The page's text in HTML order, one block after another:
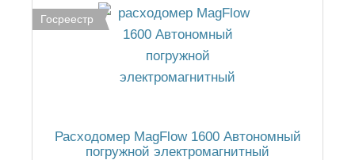
Госреестр
Расходомер MagFlow 1600 Автономный
погружной электромагнитный